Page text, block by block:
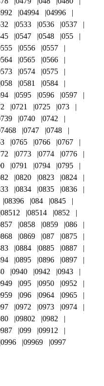
04994
04996
0533 0536
0537
0547 0548
055
0556
0557
0565
0566
0574
0575
058 0581
0584
0595 0596
0597
0721 0725
073
0740
0742
0747
0748
0765 0766
0767
0773 0774
0776
0791 0794
0795
0820 0823
0824
0834 0835
0836
08396 084
0845
08512 08514
0852
0858 0859
086
0869 087
0875
0884 0885
0887
0895 0896
0897
0940 0942
0943
095 0950
0952
096 0964
0965
0972 0973
0974
09802
0982
099
09912
0996 09969 0997